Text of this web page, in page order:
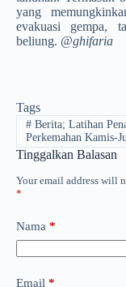
yang
evakuasi gempa,
beliung. @ghifaria
Tags
#Berita; Latihan
Perkemahan Kamis-
Tinggalkan Balasan
Your email address will
*
Nama *
Email *